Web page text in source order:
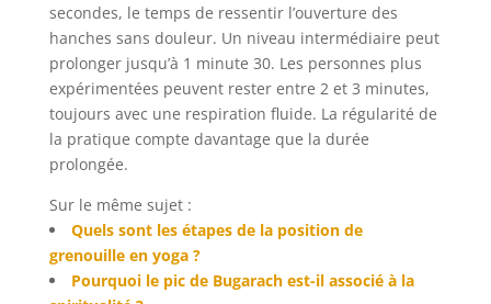
secondes, le temps de ressentir l’ouverture des
hanches sans douleur. Un niveau intermédiaire peut
prolonger jusqu’à 1 minute 30. Les personnes plus
expérimentées peuvent rester entre 2 et 3 minutes,
toujours avec une respiration fluide. La régularité de
la pratique compte davantage que la durée
prolongée.
Sur le même sujet :
Quels sont les étapes de la position de
grenouille en yoga ?
Pourquoi le pic de Bugarach est-il associé à la